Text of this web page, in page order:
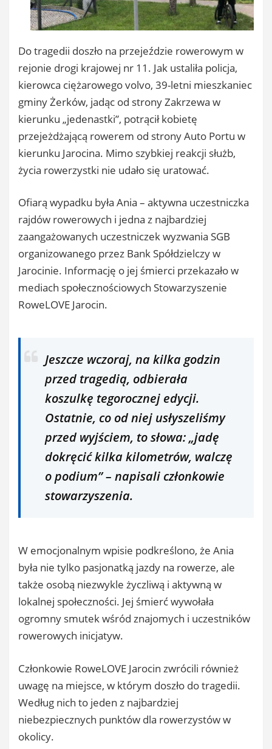
Do tragedii doszło na przejeździe rowerowym w
rejonie drogi krajowej nr 11. Jak ustaliła policja,
kierowca ciężarowego volvo, 39-letni mieszkaniec
gminy Żerków, jadąc od strony Zakrzewa w
kierunku „jedenastki”, potrącił kobietę
przejeżdżającą rowerem od strony Auto Portu w
kierunku Jarocina. Mimo szybkiej reakcji służb,
życia rowerzystki nie udało się uratować.
Ofiarą wypadku była Ania – aktywna uczestniczka
rajdów rowerowych i jedna z najbardziej
zaangażowanych uczestniczek wyzwania SGB
organizowanego przez Bank Spółdzielczy w
Jarocinie. Informację o jej śmierci przekazało w
mediach społecznościowych Stowarzyszenie
RoweLOVE Jarocin.
Jeszcze wczoraj, na kilka godzin
przed tragedią, odbierała
koszulkę tegorocznej edycji.
Ostatnie, co od niej usłyszeliśmy
przed wyjściem, to słowa: „jadę
dokręcić kilka kilometrów, walczę
o podium”– napisali członkowie
stowarzyszenia.
W emocjonalnym wpisie podkreślono, że Ania
była nie tylko pasjonatką jazdy na rowerze, ale
także osobą niezwykle życzliwą i aktywną w
lokalnej społeczności. Jej śmierć wywołała
ogromny smutek wśród znajomych i uczestników
rowerowych inicjatyw.
Członkowie RoweLOVE Jarocin zwrócili również
uwagę na miejsce, w którym doszło do tragedii.
Według nich to jeden z najbardziej
niebezpiecznych punktów dla rowerzystów w
okolicy.